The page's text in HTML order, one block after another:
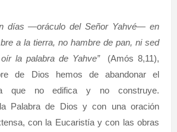
días —oráculo del Señor Yahvé— en
a la tierra, no hambre de pan, ni sed
la palabra de Yahve”
(Amós 8,11),
de Dios hemos de abandonar el
que no edifica y no construye.
Palabra de Dios y con una oración
con la Eucaristía y con las obras